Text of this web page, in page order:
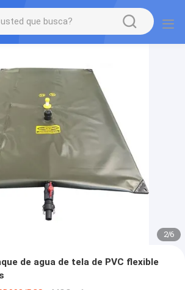
2/6
de agua de tela de PVC flexible